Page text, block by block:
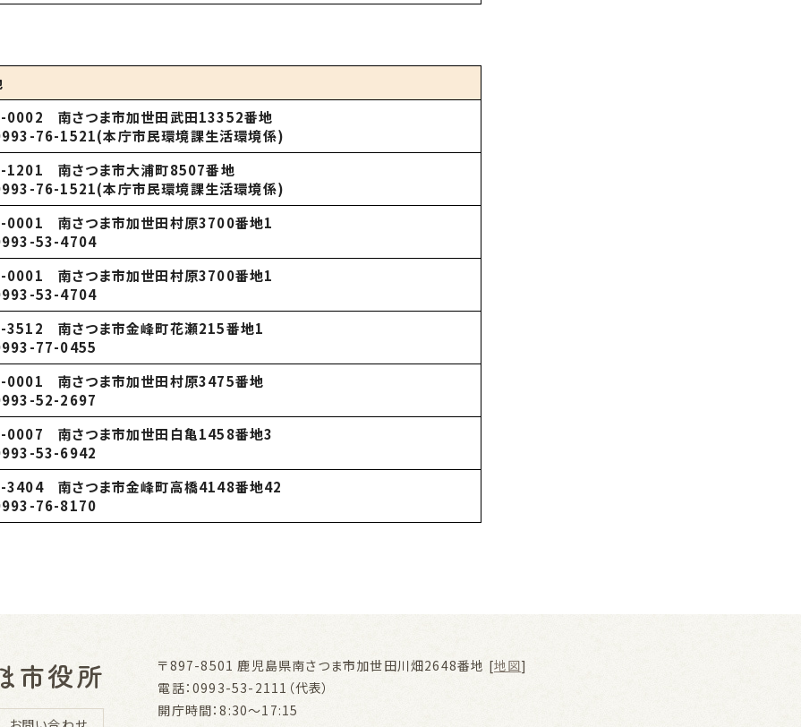
0002 南さつま市加世田武田13352番地
76-1521(本庁市民環境課生活環境係)
1201 南さつま市大浦町8507番地
76-1521(本庁市民環境課生活環境係)
0001 南さつま市加世田村原3700番地1
53-4704
0001 南さつま市加世田村原3700番地1
53-4704
3512 南さつま市金峰町花瀬215番地1
77-0455
0001 南さつま市加世田村原3475番地
52-2697
0007 南さつま市加世田白亀1458番地3
53-6942
3404 南さつま市金峰町高橋4148番地42
76-8170
〒897-8501鹿児島県南さつま市加世田川畑2648番地 [地図]
電話：0993-53-2111（代表）
開庁時間：8:30～17:15